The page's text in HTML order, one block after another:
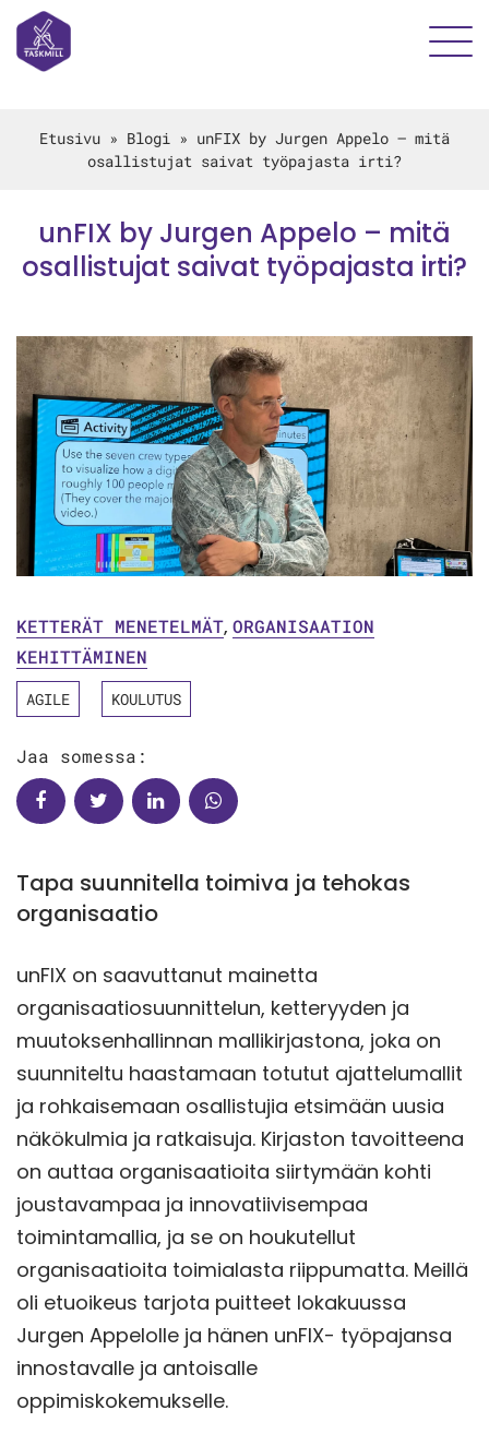
Etusivu » Blogi » unFIX by Jurgen Appelo – mitä
osallistujat saivat työpajasta irti?
unFIX by Jurgen Appelo – mitä
osallistujat saivat työpajasta irti?
KETTERÄT MENETELMÄT, ORGANISAATION
KEHITTÄMINEN
AGILE KOULUTUS
Jaa somessa:
Tapa suunnitella toimiva ja tehokas
organisaatio
unFIX on saavuttanut mainetta
organisaatiosuunnittelun, ketteryyden ja
muutoksenhallinnan mallikirjastona, joka on
suunniteltu haastamaan totutut ajattelumallit
ja rohkaisemaan osallistujia etsimään uusia
näkökulmia ja ratkaisuja. Kirjaston tavoitteena
on auttaa organisaatioita siirtymään kohti
joustavampaa ja innovatiivisempaa
toimintamallia, ja se on houkutellut
organisaatioita toimialasta riippumatta. Meillä
oli etuoikeus tarjota puitteet lokakuussa
Jurgen Appelolle ja hänen unFIX- työpajansa
innostavalle ja antoisalle
oppimiskokemukselle.